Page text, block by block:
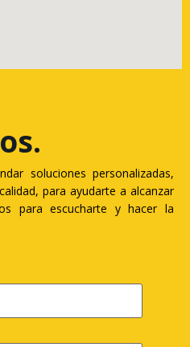
.
soluciones personalizadas,
para ayudarte a alcanzar
para escucharte y hacer la